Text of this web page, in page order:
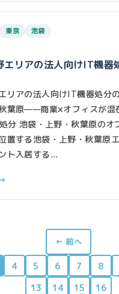
東京 池袋
エリアの法人向けIT機器
リアの法人向けIT機器処分
葉原——商業×オフィスが混
分 池袋・上野・秋葉原のオ
置する池袋・上野・秋葉原
ト入居する...
← 前へ
4 5 6 7 8
13
14 15 16